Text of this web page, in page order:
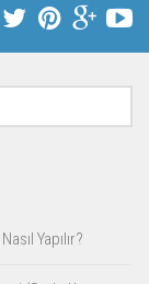
Yapılır?